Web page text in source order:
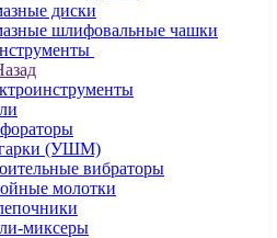
диски
шлифовальные чашки
(УШМ)
вибраторы
молотки
миксеры